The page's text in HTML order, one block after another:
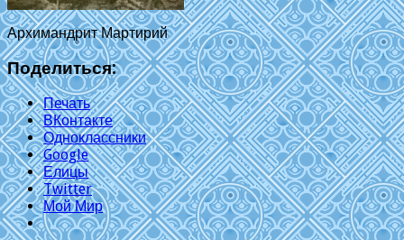
Архимандрит Мартирий
Поделиться:
Печать
ВКонтакте
Одноклассники
Google
Елицы
Twitter
Мой Мир